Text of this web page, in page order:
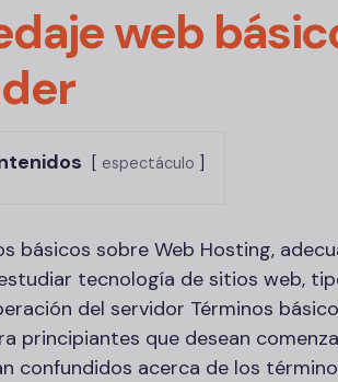
web
espectáculo
básicos sobre Web Hosting,
tecnología de sitios web,
del servidor Términos
principiantes que desean
confundidos acerca de los